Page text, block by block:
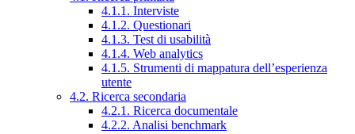
4.1.1. Interviste
4.1.2. Questionari
4.1.3. Test di usabilità
4.1.4. Web analytics
4.1.5. Strumenti di mappatura dell’esperienza
utente
4.2. Ricerca secondaria
4.2.1. Ricerca documentale
4.2.2. Analisi benchmark